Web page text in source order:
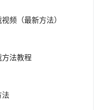
频（最新方法）
方法教程
法